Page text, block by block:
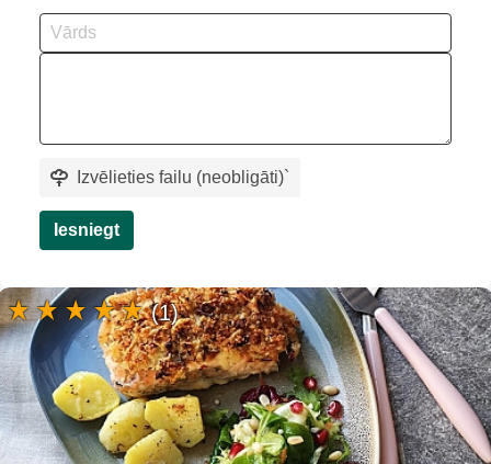
Izvēlieties failu (neobligāti)`
Iesniegt
(1)